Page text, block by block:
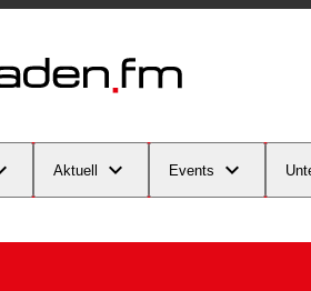
Aktuell Events